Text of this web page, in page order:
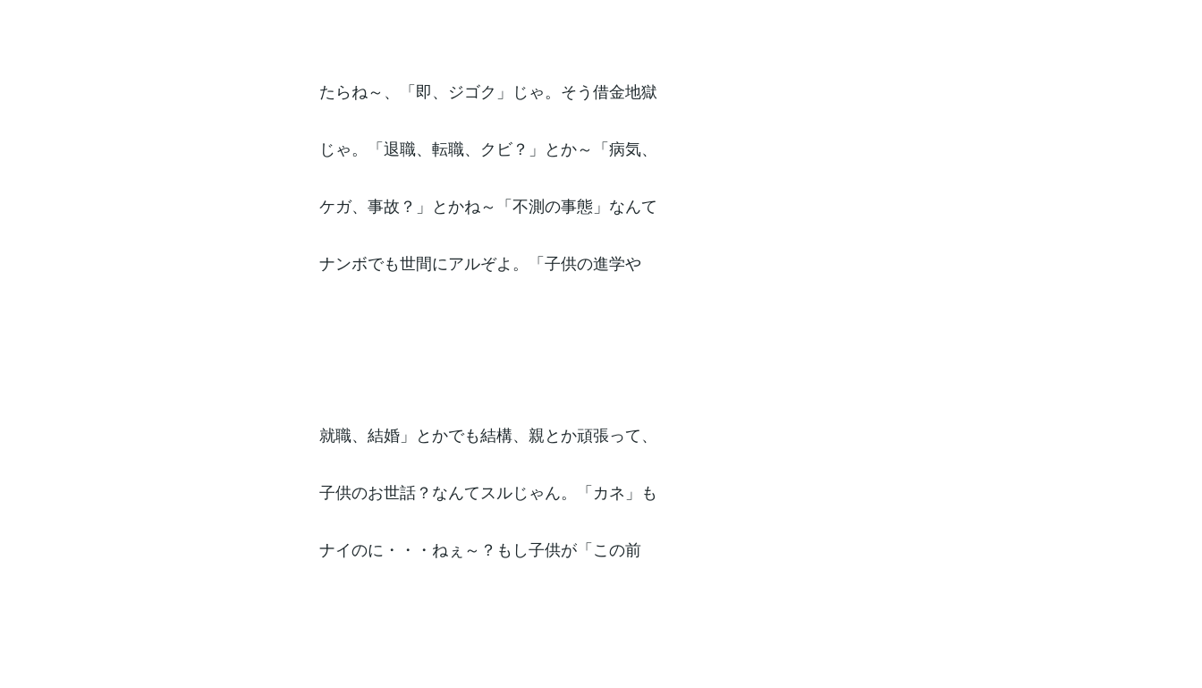
たらね～、「即、ジゴク」じゃ。そう借金地獄
じゃ。「退職、転職、クビ？」とか～「病気、
ケガ、事故？」とかね～「不測の事態」なんて
ナンボでも世間にアルぞよ。「子供の進学や
就職、結婚」とかでも結構、親とか頑張って、
子供のお世話？なんてスルじゃん。「カネ」も
ナイのに・・・ねぇ～？もし子供が「この前